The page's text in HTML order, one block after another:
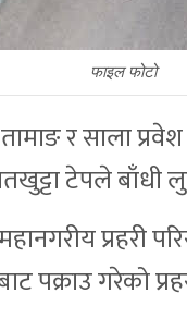
फाइल फोटो
र साला
टेपले बाँधी
प्रहरी
पक्राउ गरेको